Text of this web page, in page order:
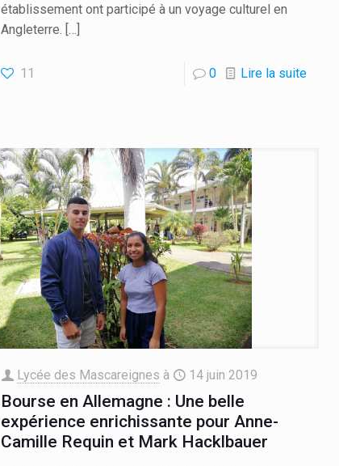
établissement ont participé à un voyage culturel en
Angleterre. […]
11 0 Lire la suite
Lycée des Mascareignes à 14 juin 2019
Bourse en Allemagne : Une belle
expérience enrichissante pour Anne-
Camille Requin et Mark Hacklbauer